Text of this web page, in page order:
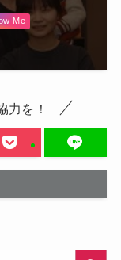
Me
力を！